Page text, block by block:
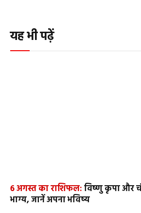
यह भी पढ़ें
6 अगस्त का राशिफल:विष्णु कृपा और
भाग्य, जानें अपना भविष्य